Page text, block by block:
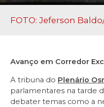
FOTO: Jeferson
Avanço em Corredor
A tribuna do Plenário
parlamentares na tarde
debater temas como a